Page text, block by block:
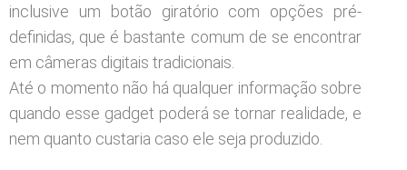
inclusive um botão giratório com opções pré-
definidas, que é bastante comum de se encontrar
em câmeras digitais tradicionais.
Até o momento não há qualquer informação sobre
quando esse gadget poderá se tornar realidade, e
nem quanto custaria caso ele seja produzido.